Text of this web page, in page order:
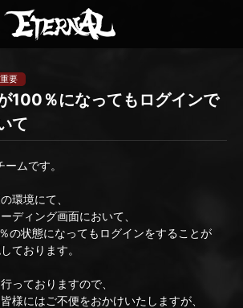
重要
100％になってもログインで
て
ームです。
環境にて、
ディング画面において、
の状態になってもログインをすることが
ております。
っておりますので、
様にはご不便をおかけいたしますが、